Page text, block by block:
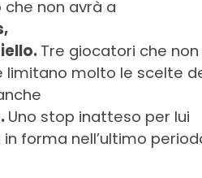
non avrà a
Tre giocatori che non
limitano molto le scelte
Uno stop inatteso per lui
forma nell’ultimo